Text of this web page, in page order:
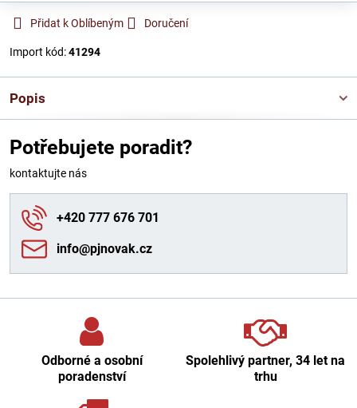
Přidat k Oblíbeným Doručení
Import kód:41294
Popis
Potřebujete poradit?
kontaktujte nás
+420 777 676 701
info​@pjnovak​.cz
Odborné a osobní
poradenství
Spolehlivý partner, 34 let na
trhu